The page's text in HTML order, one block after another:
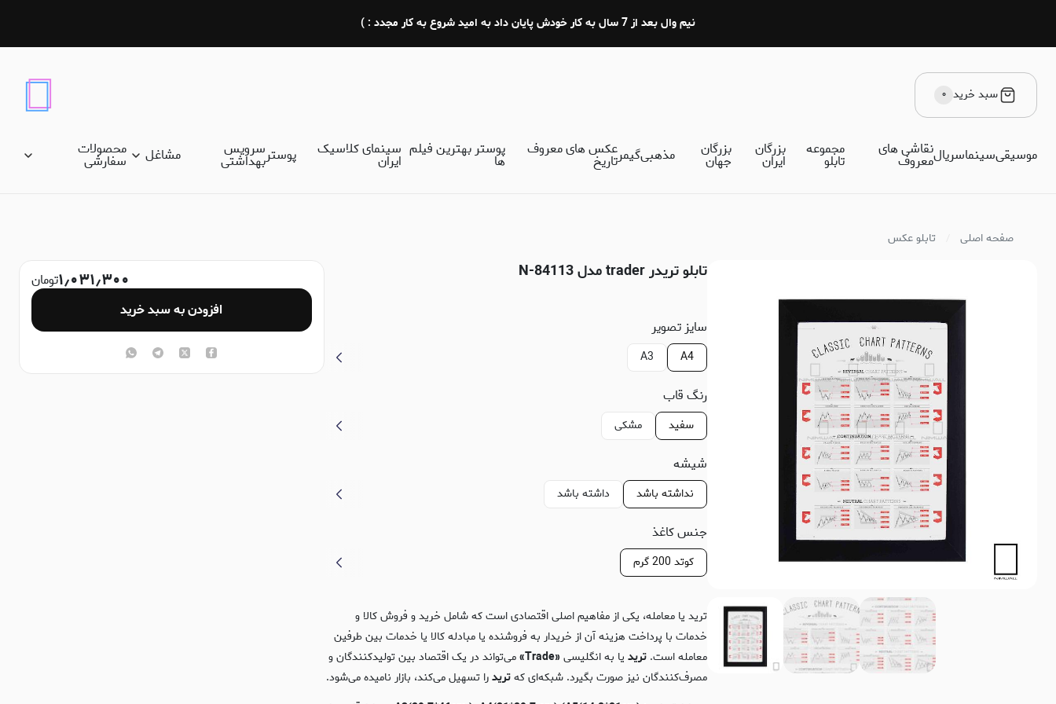
نیم وال بعد از 7 سال به کار خودش پایان داد به امید شروع به کار مجدد : )
سبد خرید ۰
موسیقیسینماسریالنقاشی های
معروف
مجموعه
تابلو
بزرگان
ایران
بزرگان
جهان مذهبیگیمرعکس های معروف
تاریخ
پوستر بهترین فیلم
ها
سینمای کلاسیک
ایران پوسترسرویس
بهداشتی مشاغل محصولات
سفارشی
صفحه اصلی تابلو عکس
تابلو تریدر trader مدل N-84113
سایز تصویر
A4
A3
رنگ قاب
سفید مشکی
شیشه
نداشته باشد داشته باشد
جنس کاغذ
کوتد 200 گرم
ترید یا معامله، یکی از مفاهیم اصلی اقتصادی است که شامل خرید و فروش کالا و
خدمات با پرداخت هزینه آن از خریدار به فروشنده یا مبادله‌ کالا یا خدمات بین طرفین
معامله است. ترید یا به انگلیسی «Trade»
می‌تواند در یک اقتصاد بین تولیدکنندگان و
مصرف‌کنندگان نیز صورت بگیرد. شبکه‌ای کهتریدرا تسهیل می‌کند، بازار نامیده می‌شود.
۱٫۰۳۱٫۳۰۰تومان
افزودن به سبد خرید